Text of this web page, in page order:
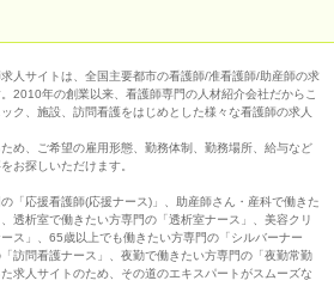
人サイトは、全国主要都市の看護師/准看護師/助産師の求
2010年の創業以来、看護師専門の人材紹介会社だからこ
ク、施設、訪問看護をはじめとした様々な看護師の求人
め、ご希望の雇用形態、勤務体制、勤務場所、給与など
お探しいただけます。
「応援看護師(応援ナース)」、助産師さん・産科で働きた
透析室で働きたい方専門の「透析室ナース」、美容クリ
ス」、65歳以上でも働きたい方専門の「シルバーナー
訪問看護ナース」、夜勤で働きたい方専門の「夜勤常勤
求人サイトのため、その道のエキスパートがスムーズな